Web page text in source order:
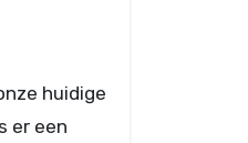
huidige
er een